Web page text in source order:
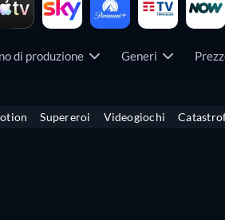
di produzione Generi
Supereroi Videogiochi